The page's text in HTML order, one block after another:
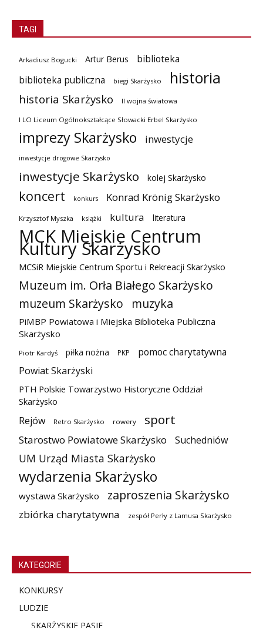
TAGI
Arkadiusz Bogucki Artur Berus
biblioteka
biblioteka publiczna
biegi Skarżysko historia
historia Skarżysko II wojna światowa
I LO Liceum Ogólnokształcące Słowacki Erbel Skarżysko
imprezy Skarżysko inwestycje
inwestycje drogowe Skarżysko
inwestycje Skarżysko kolej Skarżysko
koncert konkurs Konrad Krönig Skarżysko
Krzysztof Myszka książki kultura literatura
MCK Miejskie Centrum
Kultury Skarżysko
MCSiR Miejskie Centrum Sportu i Rekreacji Skarżysko
Muzeum im. Orła Białego Skarżysko
muzeum Skarżysko
muzyka
PiMBP Powiatowa i Miejska Biblioteka Publiczna
Skarżysko
Piotr Kardyś piłka nożna PKP
pomoc charytatywna
Powiat Skarżyski
PTH Polskie Towarzystwo Historyczne Oddział
Skarżysko
Rejów Retro Skarżysko rowery sport
Starostwo Powiatowe Skarżysko Suchedniów
UM Urząd Miasta Skarżysko
wydarzenia Skarżysko
wystawa Skarżysko zaproszenia Skarżysko
zbiórka charytatywna zespół Perły z Lamusa Skarżysko
KATEGORIE
KONKURSY
LUDZIE
SKARŻYSKIE PASJE